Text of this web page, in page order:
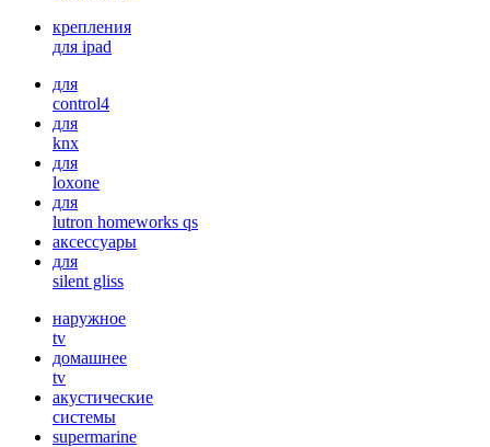
крепления
для ipad
для
control4
для
knx
для
loxone
для
lutron homeworks qs
аксессуары
для
silent gliss
наружное
tv
домашнее
tv
акустические
системы
supermarine